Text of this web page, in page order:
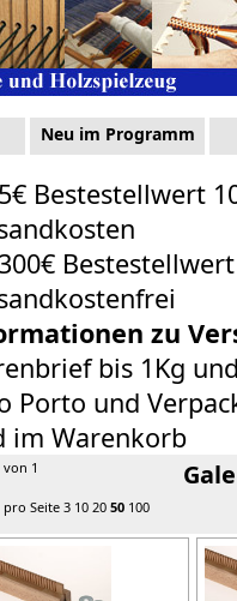
Neu im Programm
Bestestellwert
zu
bis 1Kg
Porto und
im Warenkorb
von 1
Seite 3 10 20 50 100